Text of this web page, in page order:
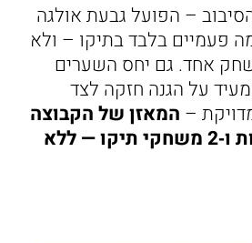
– הפועל גבעת אולגה
פעמיים בלבד בתיקו – ולא
אחד. גם יחס השערים
על הגנה חזקה לצד
– המאזן של הקבוצה
מראה 10 ניצחונות ו‑2 משחקי תיקו — ללא